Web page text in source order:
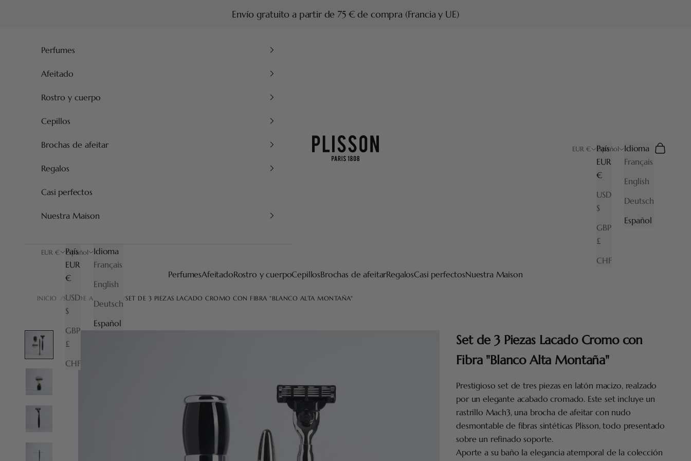
Envío gratuito a partir de 75 € de compra (Francia y UE)
Plisson 1808
PerfumesAfeitadoRostro y cuerpoCepillosBrochas de afeitarRegalosCasi perfectosNuestra Maison
EUR €
País
EUR
€
USD
$
GBP
£
CHF
Español
Idioma
Français
English
Deutsch
Español
Buscar
Cesta
Perfumes
Afeitado
Rostro y cuerpo
Cepillos
Brochas de afeitar
Regalos
Casi perfectos
Nuestra Maison
EUR €
País
EUR
€
USD
$
GBP
£
CHF
Español
Idioma
Français
English
Deutsch
Español
INICIO SETS DE AFEITADO SET DE 3 PIEZAS LACADO CROMO CON FIBRA "BLANCO ALTA MONTAÑA"
Set de 3 Piezas Lacado Cromo con
Fibra "Blanco Alta Montaña"
Prestigioso set de tres piezas en latón macizo, realzado
por un elegante acabado cromado. Este set incluye un
rastrillo Mach3, una brocha de afeitar con nudo
desmontable de fibras sintéticas Plisson, todo presentado
sobre un refinado soporte.
Aporte a su baño la elegancia atemporal de la colección